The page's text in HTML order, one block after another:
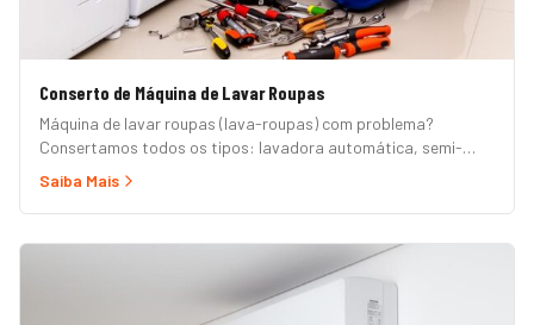
Conserto de Máquina de Lavar Roupas
Máquina de lavar roupas (lava-roupas) com problema?
Consertamos todos os tipos: lavadora automática, semi-
automática, tanquinho, abertura superior e frontal. Marcas
Continental e Mueller. Atendimento em domicílio com
orçamento grátis.
Saiba Mais